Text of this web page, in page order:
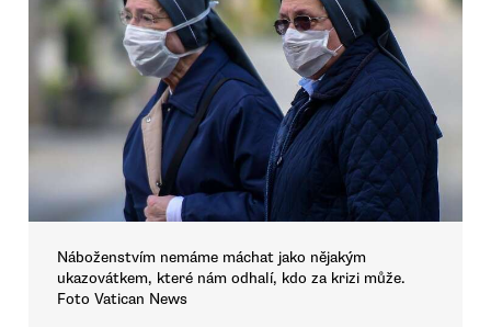
Náboženstvím nemáme máchat jako nějakým
ukazovátkem, které nám odhalí, kdo za krizi může.
Foto Vatican News